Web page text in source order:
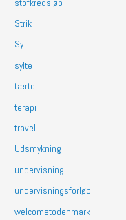
stofkredsløb
Strik
Sy
sylte
tærte
terapi
travel
Udsmykning
undervisning
undervisningsforløb
welcometodenmark